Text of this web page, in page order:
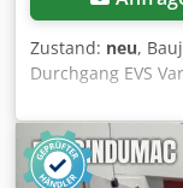
Zustand: neu,
Durchgang EVS
Csdpfxoptabaj
Standard-
Ersatzteilliste 3
FAGOR